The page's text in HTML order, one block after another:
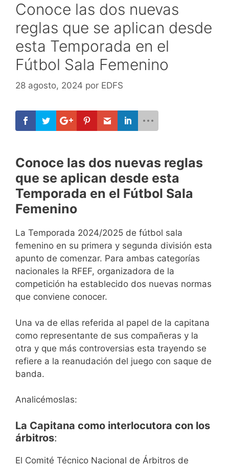
Conoce las dos nuevas
reglas que se aplican desde
esta Temporada en el
Fútbol Sala Femenino
28 agosto, 2024 por EDFS
Conoce las dos nuevas reglas
que se aplican desde esta
Temporada en el Fútbol Sala
Femenino
La Temporada 2024/2025 de fútbol sala
femenino en su primera y segunda división esta
apunto de comenzar. Para ambas categorías
nacionales la RFEF, organizadora de la
competición ha establecido dos nuevas normas
que conviene conocer.
Una va de ellas referida al papel de la capitana
como representante de sus compañeras y la
otra y que más controversias esta trayendo se
refiere a la reanudación del juego con saque de
banda.
Analicémoslas:
La Capitana como interlocutora con los
árbitros:
El Comité Técnico Nacional de Árbitros de